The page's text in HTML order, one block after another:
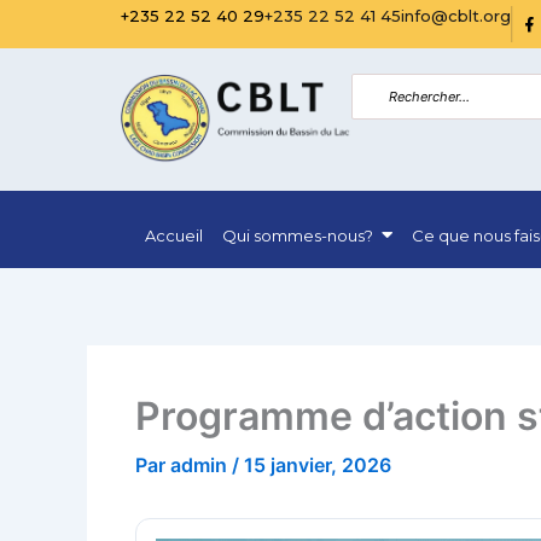
au
+235 22 52 40 29+235 22 52 41 45info@cblt.org R
i
-
f
e
k
f
i
l
Accueil Qui sommes-nous? Ce que nous
Programme d’action
Par admin / 15 janvier, 2026